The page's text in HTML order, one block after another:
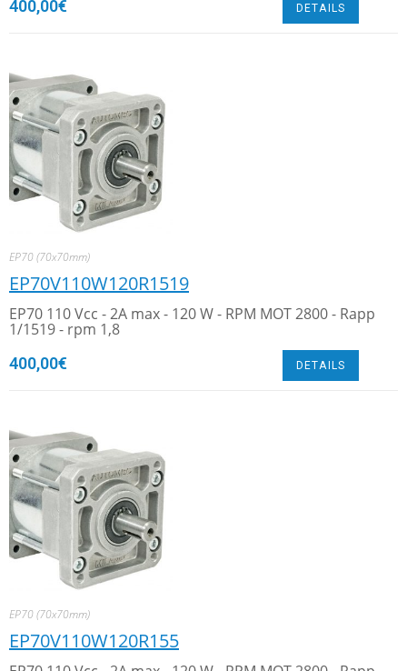
400,00€ DETAILS
EP70 (70x70mm)
EP70V110W120R1519
EP70 110 Vcc - 2A max - 120 W - RPM MOT 2800 - Rapp
1/1519 - rpm 1,8
400,00€ DETAILS
EP70 (70x70mm)
EP70V110W120R155